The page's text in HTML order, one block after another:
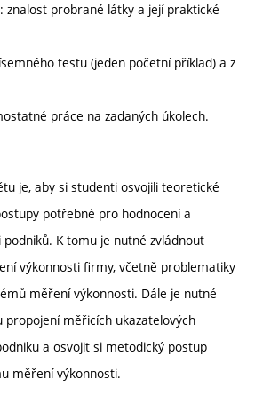
znalost probrané látky a její praktické
testu (jeden početní příklad) a z
práce na zadaných úkolech.
je, aby si studenti osvojili teoretické
potřebné pro hodnocení a
K tomu je nutné zvládnout
výkonnosti firmy, včetně problematiky
měření výkonnosti. Dále je nutné
měřicích ukazatelových
a osvojit si metodický postup
měření výkonnosti.